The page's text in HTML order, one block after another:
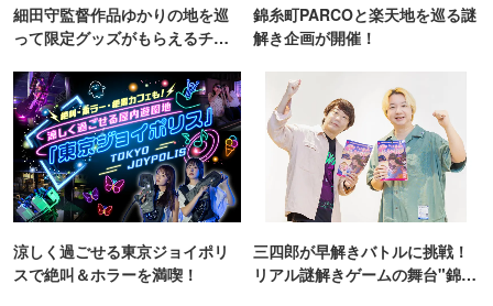
細田守監督作品ゆかりの地を巡
って限定グッズがもらえるチャ
錦糸町PARCOと楽天地を巡る謎
解き企画が開催！
涼しく過ごせる東京ジョイポリ
スで絶叫＆ホラーを満喫！
三四郎が早解きバトルに挑戦！
リアル謎解きゲームの舞台"錦糸